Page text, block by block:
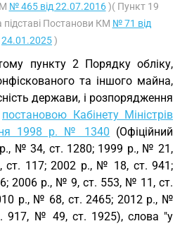
№ 465 від 22.07.2016)( Пункт 19
підставі Постанови КМ № 71 від
24.01.2025)
пункту 2 Порядку обліку,
та іншого майна,
держави, і розпорядження
постановою Кабінету Міністрів
1998 р. № 1340 (Офіційний
р., № 34, ст. 1280; 1999 р., № 21,
117; 2002 р., № 18, ст. 941;
2006 р., № 9, ст. 553, № 11, ст.
р., № 68, ст. 2465; 2012 р., №
917, № 49, ст. 1925), слова "у